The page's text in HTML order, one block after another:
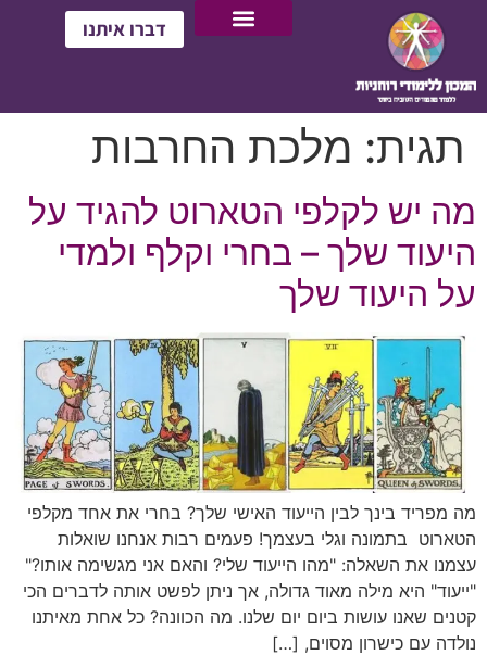
דברו איתנו
תגית: מלכת החרבות
מה יש לקלפי הטארוט להגיד על
היעוד שלך – בחרי וקלף ולמדי
על היעוד שלך
מה מפריד בינך לבין הייעוד האישי שלך? בחרי את אחד מקלפי
הטארוט בתמונה וגלי בעצמך! פעמים רבות אנחנו שואלות
עצמנו את השאלה: "מהו הייעוד שלי? והאם אני מגשימה אותו?"
"ייעוד" היא מילה מאוד גדולה, אך ניתן לפשט אותה לדברים הכי
קטנים שאנו עושות ביום יום שלנו. מה הכוונה? כל אחת מאיתנו
נולדה עם כישרון מסוים, […]